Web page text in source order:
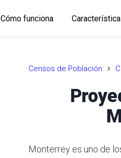
Cómo funciona
Censos de Población
Monterrey es uno de